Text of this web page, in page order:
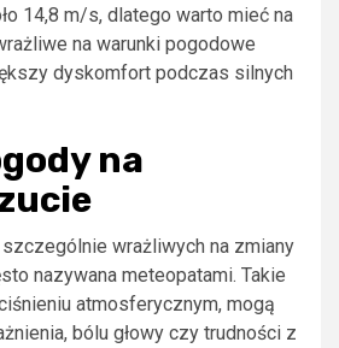
14,8 m/s, dlatego warto mieć na
na warunki pogodowe
dyskomfort podczas silnych
na
wrażliwych na zmiany
nazywana meteopatami. Takie
atmosferycznym, mogą
bólu głowy czy trudności z